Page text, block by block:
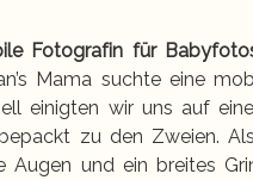
Fotografin für
Mama suchte eine
einigten wir uns auf
zu den Zweien.
Augen und ein breites